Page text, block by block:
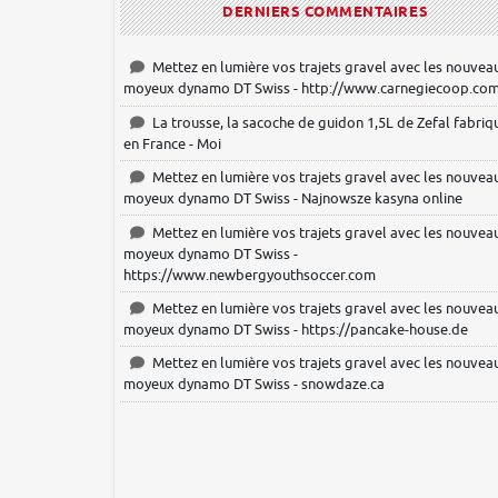
DERNIERS COMMENTAIRES
Mettez en lumière vos trajets gravel avec les
moyeux dynamo DT Swiss - http://
La trousse, la sacoche de guidon 1,5L de Zefal
en France - Moi
Mettez en lumière vos trajets gravel avec les
moyeux dynamo DT Swiss - Najnowsze kasyna online
Mettez en lumière vos trajets gravel avec les
moyeux dynamo DT Swiss -
https://www.newbergyouthsoccer.com
Mettez en lumière vos trajets gravel avec les
moyeux dynamo DT Swiss - https://pancake-house.de
Mettez en lumière vos trajets gravel avec les
moyeux dynamo DT Swiss - snowdaze.ca